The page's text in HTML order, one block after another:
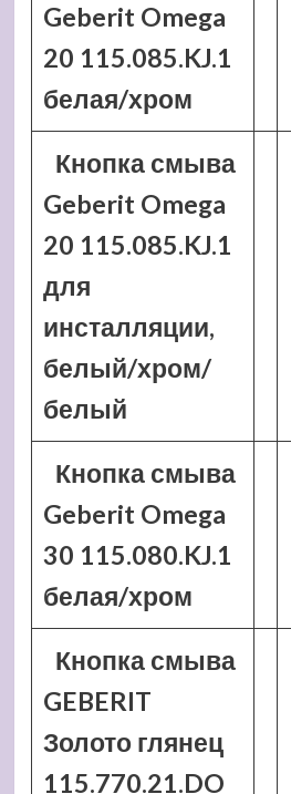
Geberit Omega
20 115.085.KJ.1
белая/хром
Кнопка смыва
Geberit Omega
20 115.085.KJ.1
для
инсталляции,
белый/хром/
белый
Кнопка смыва
Geberit Omega
30 115.080.KJ.1
белая/хром
Кнопка смыва
GEBERIT
Золото глянец
115.770.21.DO